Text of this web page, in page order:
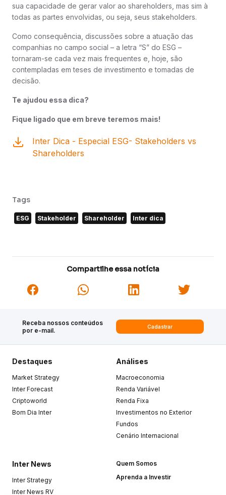
sua capacidade de gerar valor ao shareholders, mas sim à
todas as partes envolvidas, ou seja, seus stakeholders.
Como consequência, discussões sobre a atuação das
companhias no campo social – a letra “S” do ESG –
tornaram-se cada vez mais frequentes e, hoje, são
contempladas em teses de investimento e tomadas de
decisão.
Te ajudou essa dica?
Fique ligado que em breve teremos mais!
Inter Dica - Especial ESG- Stakeholders vs
Shareholders
Tags
ESG Stakeholder Shareholder Inter dica
Compartilhe essa notícia
Receba nossos conteúdos
por e-mail.
Cadastrar
Destaques
Market Strategy
Inter Forecast
Criptoworld
Bom Dia Inter
Análises
Macroeconomia
Renda Variável
Renda Fixa
Investimentos no Exterior
Fundos
Cenário Internacional
Inter News
Inter Strategy
Inter News RV
Quem Somos
Aprenda a Investir